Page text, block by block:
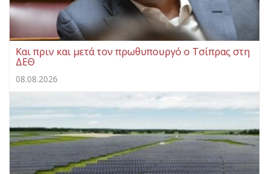
Και πριν και μετά τον πρωθυπουργό ο Τσίπρας στη
ΔΕΘ
08.08.2026